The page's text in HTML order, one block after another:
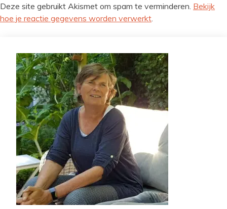
Deze site gebruikt Akismet om spam te verminderen. Bekijk
hoe je reactie gegevens worden verwerkt